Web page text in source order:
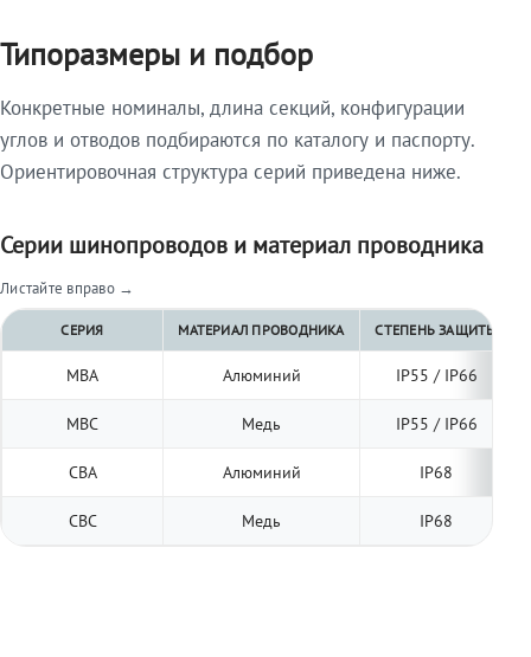
Типоразмеры и подбор
Конкретные номиналы, длина секций, конфигурации
углов и отводов подбираются по каталогу и паспорту.
Ориентировочная структура серий приведена ниже.
Серии шинопроводов и материал проводника
Листайте вправо →
СЕРИЯ МАТЕРИАЛ ПРОВОДНИКА СТЕПЕНЬ ЗАЩИТЫ
МВА Алюминий IP55 / IP66
МВС Медь IP55 / IP66
СВА Алюминий IP68
СВС Медь IP68